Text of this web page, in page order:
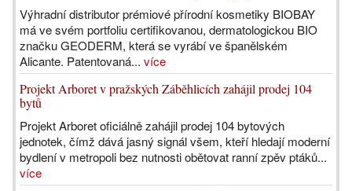
Výhradní distributor prémiové přírodní kosmetiky BIOBAY
má ve svém portfoliu certifikovanou, dermatologickou BIO
značku GEODERM, která se vyrábí ve španělském
Alicante. Patentovaná... více
Projekt Arboret v pražských Záběhlicích zahájil prodej 104
bytů
Projekt Arboret oficiálně zahájil prodej 104 bytových
jednotek, čímž dává jasný signál všem, kteří hledají moderní
bydlení v metropoli bez nutnosti obětovat ranní zpěv ptáků...
více